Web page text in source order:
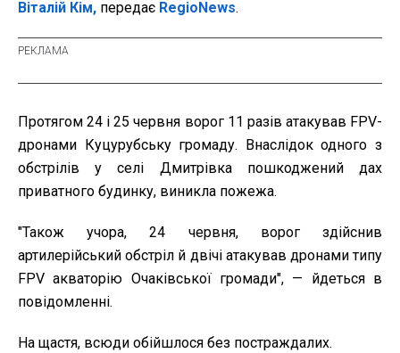
Віталій Кім, передає RegioNews.
Протягом 24 і 25 червня ворог 11 разів атакував FPV-
дронами Куцурубську громаду. Внаслідок одного з
обстрілів у селі Дмитрівка пошкоджений дах
приватного будинку, виникла пожежа.
"Також учора, 24 червня, ворог здійснив
артилерійський обстріл й двічі атакував дронами типу
FPV акваторію Очаківської громади", — йдеться в
повідомленні.
На щастя, всюди обійшлося без постраждалих.